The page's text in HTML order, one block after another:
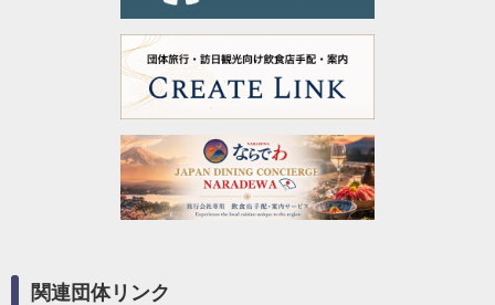
関連団体リンク